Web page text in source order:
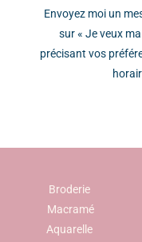
Envoyez moi un
sur « Je veux
précisant vos
Broderie
Macramé
Aquarelle